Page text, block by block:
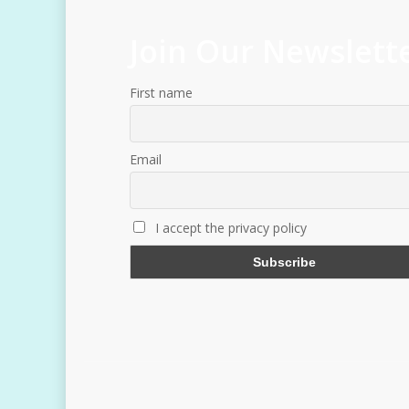
First name
Email
I accept the privacy policy